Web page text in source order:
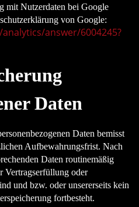
mit Nutzerdaten bei Google
von Google:
answer/6004245?
Daten
Daten bemisst
Aufbewahrungsfrist. Nach
Daten routinemäßig
Vertragserfüllung oder
und bzw. oder unsererseits kein
fortbesteht.